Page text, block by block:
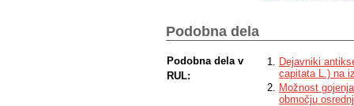
Podobna dela
Podobna dela v
RUL:
Dejavniki
capitata L.) na
Možnost
območju